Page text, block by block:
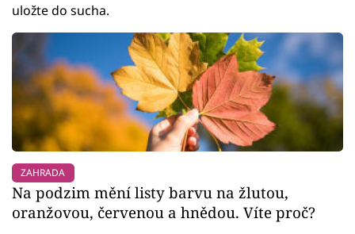
uložte do sucha.
ZAHRADA
Na podzim mění listy barvu na žlutou,
oranžovou, červenou a hnědou. Víte proč?